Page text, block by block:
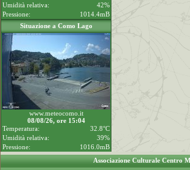
Umidità relativa:
42%
Pressione:
1014.4mB
Situazione a Como Lago
www.meteocomo.it
08/08/26, ore 15:04
Temperatura:
32.8°C
Umidità relativa:
39%
Pressione:
1016.0mB
Associazione Culturale Centro